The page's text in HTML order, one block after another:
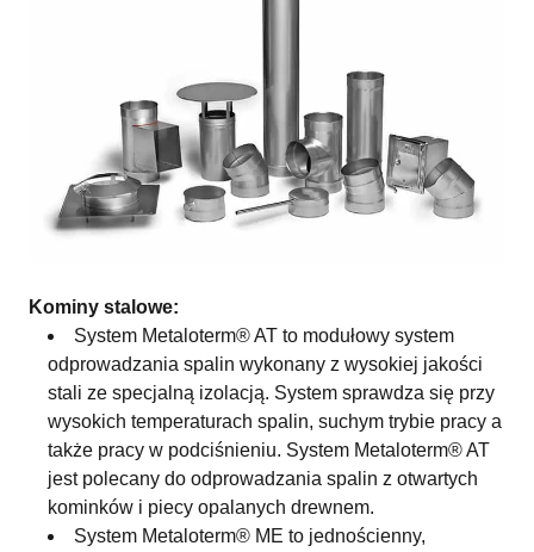
Kominy stalowe:
System Metaloterm® AT to modułowy system
odprowadzania spalin wykonany z wysokiej jakości
stali ze specjalną izolacją. System sprawdza się przy
wysokich temperaturach spalin, suchym trybie pracy a
także pracy w podciśnieniu. System Metaloterm® AT
jest polecany do odprowadzania spalin z otwartych
kominków i piecy opalanych drewnem.
System Metaloterm® ME to jednościenny,